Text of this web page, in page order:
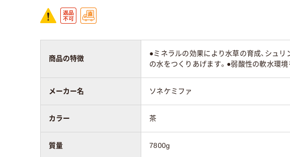
商品の特徴
●ミネラルの効果により水草の育成、シュ
の水をつくりあげます。●弱酸性の軟水環
メーカー名 ソネケミファ
カラー 茶
質量 7800g